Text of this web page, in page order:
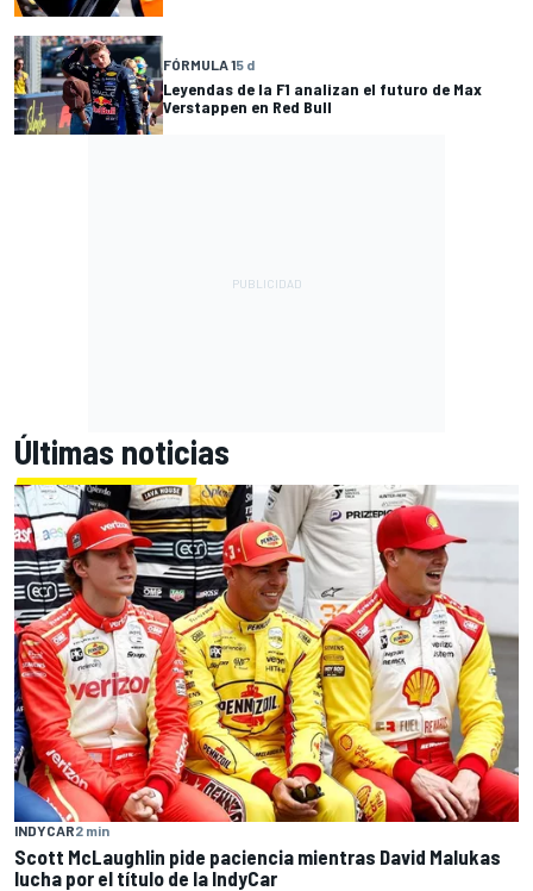
FÓRMULA 15 d
Leyendas de la F1 analizan el futuro de Max
Verstappen en Red Bull
Últimas noticias
INDYCAR2 min
Scott McLaughlin pide paciencia mientras David Malukas
lucha por el título de la IndyCar